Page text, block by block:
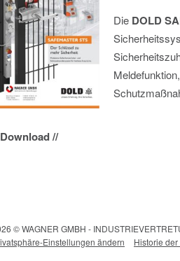
Die DOLD
//
© WAGNER GMBH -
Einstellungen ändern
Historie